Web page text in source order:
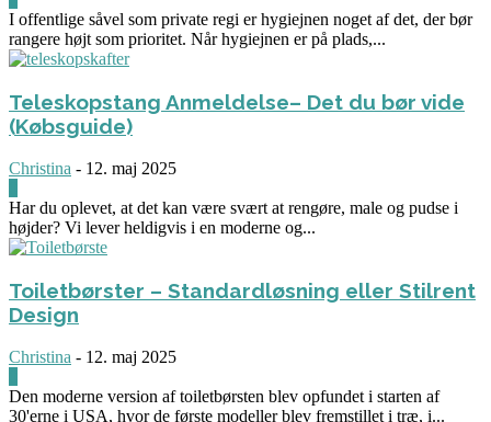
I offentlige såvel som private regi er hygiejnen noget af det, der bør
rangere højt som prioritet. Når hygiejnen er på plads,...
Teleskopstang Anmeldelse– Det du bør vide
(Købsguide)
Christina - 12. maj 2025
Har du oplevet, at det kan være svært at rengøre, male og pudse i
højder? Vi lever heldigvis i en moderne og...
Toiletbørster – Standardløsning eller Stilrent
Design
Christina - 12. maj 2025
Den moderne version af toiletbørsten blev opfundet i starten af
30'erne i USA, hvor de første modeller blev fremstillet i træ, i...